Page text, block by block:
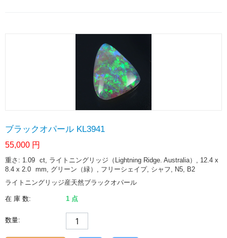
ブラックオパール KL3941
55,000 円
重さ: 1.09 ct, ライトニングリッジ（Lightning Ridge. Australia）, 12.4 x
8.4 x 2.0 mm, グリーン（緑）, フリーシェイプ, シャフ, N5, B2
ライトニングリッジ産天然ブラックオパール
在 庫 数: 1 点
数量: